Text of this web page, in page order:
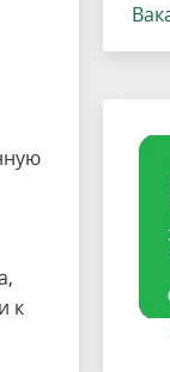
к